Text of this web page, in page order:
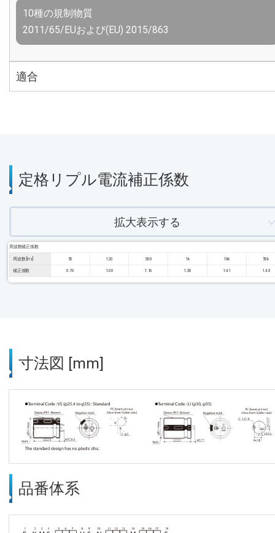
10種の規制物質
2011/65/EUおよび(EU) 2015/863
適合
定格リプル電流補正係数
拡大表示する
周波数補正係数
周波数 [Hz] 50 120 300 1k 10k 50k
補正係数 0.70 1.00 1.16 1.30 1.41 1.43
寸法図 [mm]
品番体系